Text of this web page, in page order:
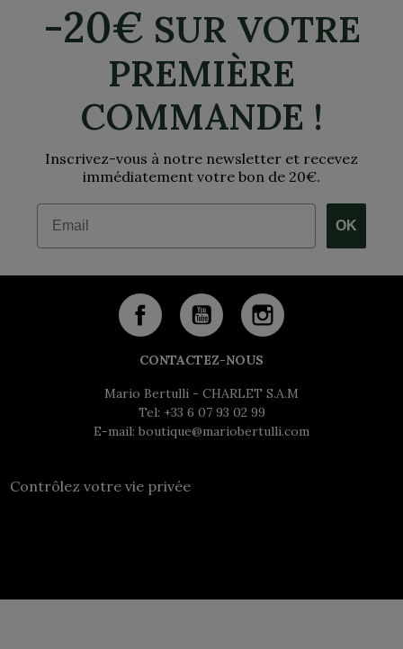
-20€ SUR VOTRE
PREMIÈRE
COMMANDE !
Inscrivez-vous à notre newsletter et recevez
immédiatement votre bon de 20€.
Email
OK
CONTACTEZ-NOUS
Mario Bertulli - CHARLET S.A.M
Tel: +33 6 07 93 02 99
E-mail: boutique@mariobertulli.com
Contrôlez votre vie privée